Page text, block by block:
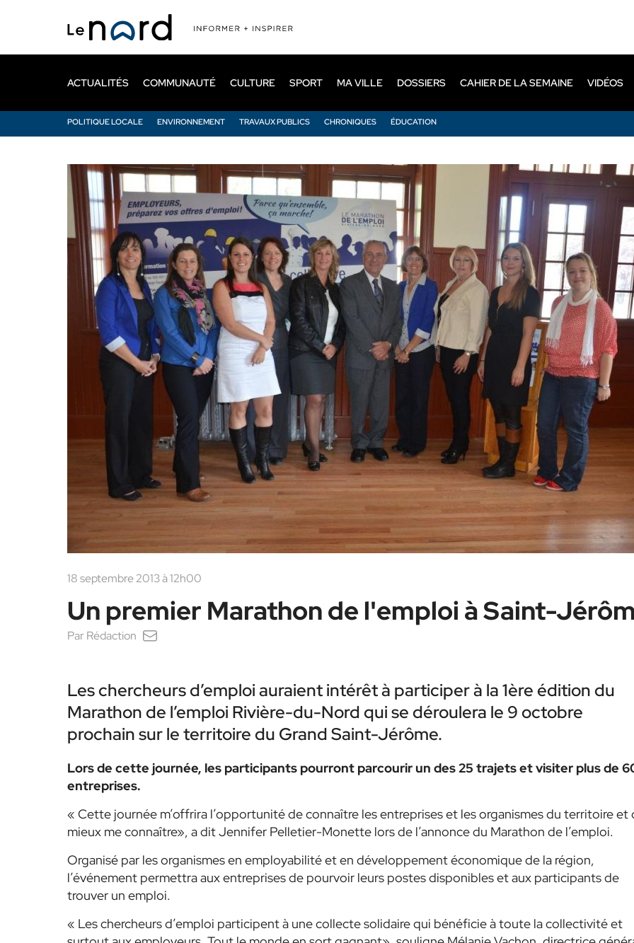
principal
ACTUALITÉS
POLITIQUE LOCALE ENVIRONNEMENT TRAVAUX PUBLICS CHRONIQUES ÉDUCATION
COMMUNAUTÉ CULTURE SPORT MA VILLE DOSSIERS CAHIER DE LA SEMAINE VIDÉOS
18 septembre 2013 à 12h00
Un premier Marathon de l'emploi à Saint-
Par Rédaction
Les chercheurs d’emploi auraient intérêt à participer à la 1ère édition du
Marathon de l’emploi Rivière-du-Nord qui se déroulera le 9 octobre
prochain sur le territoire du Grand Saint-Jérôme.
Lors de cette journée, les participants pourront parcourir un des 25 trajets et visiter plus de
entreprises.
« Cette journée m’offrira l’opportunité de connaître les entreprises et les organismes du territoire et
mieux me connaître», a dit Jennifer Pelletier-Monette lors de l’annonce du Marathon de l’emploi.
Organisé par les organismes en employabilité et en développement économique de la région,
l’événement permettra aux entreprises de pourvoir leurs postes disponibles et aux participants de
trouver un emploi.
« Les chercheurs d’emploi participent à une collecte solidaire qui bénéficie à toute la collectivité et